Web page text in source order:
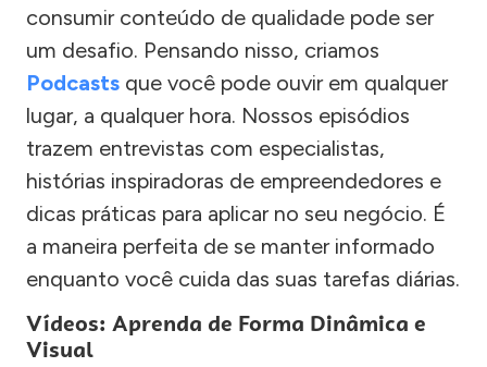
consumir conteúdo de qualidade pode ser
um desafio. Pensando nisso, criamos
Podcasts que você pode ouvir em qualquer
lugar, a qualquer hora. Nossos episódios
trazem entrevistas com especialistas,
histórias inspiradoras de empreendedores e
dicas práticas para aplicar no seu negócio. É
a maneira perfeita de se manter informado
enquanto você cuida das suas tarefas diárias.
Vídeos: Aprenda de Forma Dinâmica e
Visual